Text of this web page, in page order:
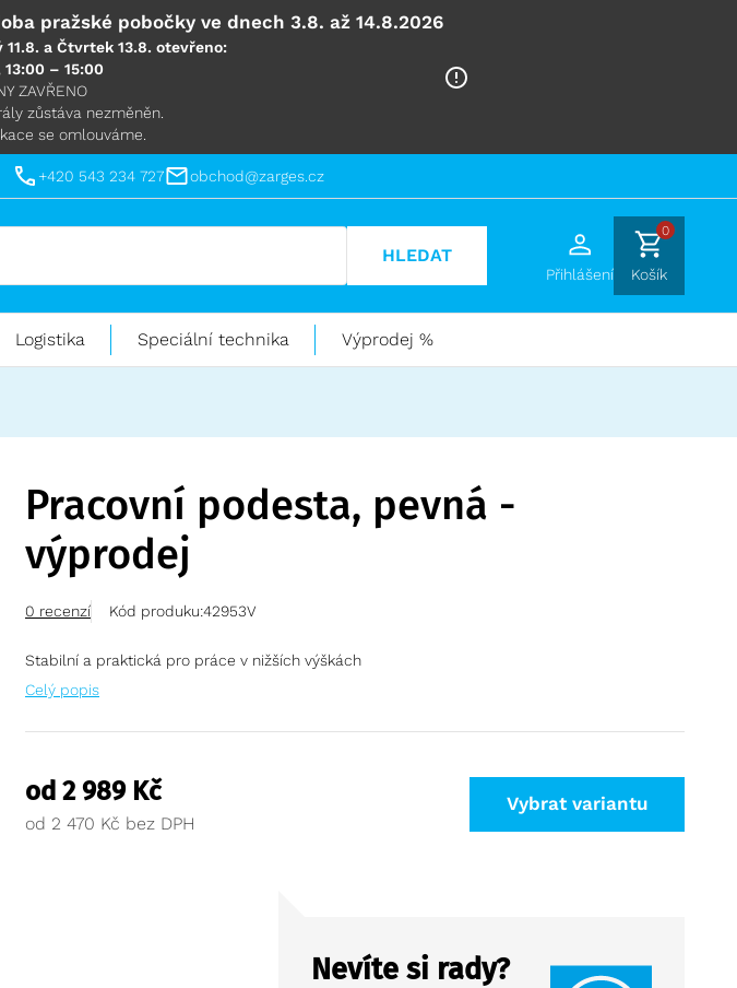
pražské pobočky ve dnech 3.8. až 14.8.2026
a Čtvrtek 13.8. otevřeno:
– 15:00
ZAVŘENO
zůstáva nezměněn.
se omlouváme.
+420 543 234 727 obchod@zarges.cz
HLEDAT
Přihlášení
0
Košík
Logistika Speciální technika Výprodej %
Pracovní podesta, pevná -
výprodej
0 recenzí Kód produku:42953V
Stabilní a praktická pro práce v nižších výškách
Celý popis
od 2 989 Kč
od 2 470 Kč
Vybrat variantu
Nevíte si rady?